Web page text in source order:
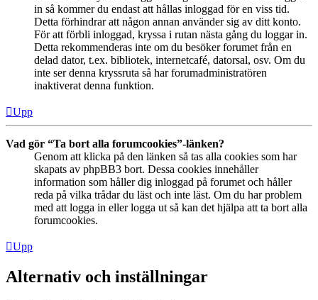
in så kommer du endast att hållas inloggad för en viss tid.
Detta förhindrar att någon annan använder sig av ditt konto.
För att förbli inloggad, kryssa i rutan nästa gång du loggar in.
Detta rekommenderas inte om du besöker forumet från en
delad dator, t.ex. bibliotek, internetcafé, datorsal, osv. Om du
inte ser denna kryssruta så har forumadministratören
inaktiverat denna funktion.
Upp
Vad gör “Ta bort alla forumcookies”-länken?
Genom att klicka på den länken så tas alla cookies som har
skapats av phpBB3 bort. Dessa cookies innehåller
information som håller dig inloggad på forumet och håller
reda på vilka trådar du läst och inte läst. Om du har problem
med att logga in eller logga ut så kan det hjälpa att ta bort alla
forumcookies.
Upp
Alternativ och inställningar